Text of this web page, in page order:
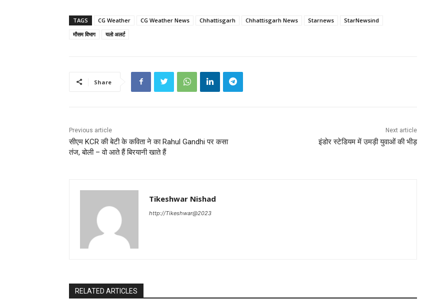
TAGS CG Weather CG Weather News Chhattisgarh Chhattisgarh News Starnews
StarNewsind
मौसम विभाग
यलो अलर्ट
Share
Previous article
सीएम KCR की बेटी के कविता ने का Rahul Gandhi पर कसा
तंज, बोली – वो आते हैं बिरयानी खाते हैं
Next article
इंडोर स्टेडियम में उमड़ी युवाओं की भीड़
Tikeshwar Nishad
http://Tikeshwar@2023
RELATED ARTICLES